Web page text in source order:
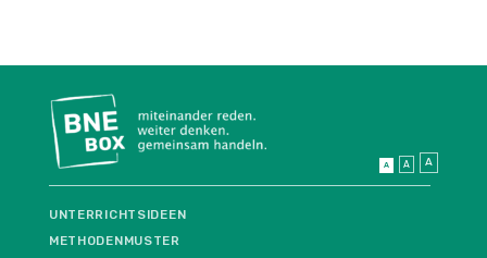
A A A
UNTERRICHTSIDEEN
METHODENMUSTER